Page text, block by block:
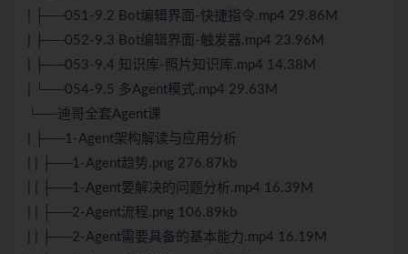
| ├──051-9.2 Bot编辑界面-快捷指令.mp4 29.86M
| ├──052-9.3 Bot编辑界面-触发器.mp4 23.96M
| ├──053-9.4 知识库-照片知识库.mp4 14.38M
| └──054-9.5 多Agent模式.mp4 29.63M
└──迪哥全套Agent课
| ├──1-Agent架构解读与应用分析
| | ├──1-Agent趋势.png 276.87kb
| | ├──1-Agent要解决的问题分析.mp4 16.39M
| | ├──2-Agent流程.png 106.89kb
| | ├──2-Agent需要具备的基本能力.mp4 16.19M